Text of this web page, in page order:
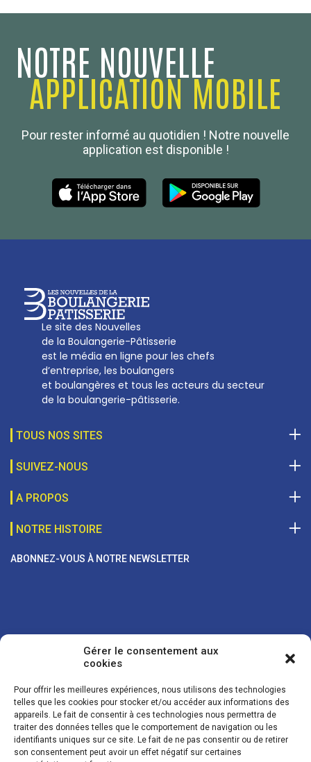
Gérer le consentement aux
cookies
Pour offrir les meilleures expériences, nous utilisons des technologies
telles que les cookies pour stocker et/ou accéder aux informations des
appareils. Le fait de consentir à ces technologies nous permettra de
traiter des données telles que le comportement de navigation ou les
identifiants uniques sur ce site. Le fait de ne pas consentir ou de retirer
son consentement peut avoir un effet négatif sur certaines
NOTRE NOUVELLE
APPLICATION MOBILE
Pour rester informé au quotidien ! Notre nouvelle
application est disponible !
Le site des Nouvelles
de la Boulangerie-Pâtisserie
est le média en ligne pour les chefs
d’entreprise, les boulangers
et boulangères et tous les acteurs du secteur
de la boulangerie-pâtisserie.
TOUS NOS SITES
Boulanger de France
SUIVEZ-NOUS
A PROPOS
Les Nouvelles de la Boulangerie-Pâtisserie Française
27, av d’Eylau - 75782 Paris Cédex 16
01 53 70 16 25
NOTRE HISTOIRE
ABONNEZ-VOUS À NOTRE NEWSLETTER
Vos coordonnées sont uniquement utilisées pour vous envoyer des
lettres d'information sur nos activités. Vous pouvez à tout moment